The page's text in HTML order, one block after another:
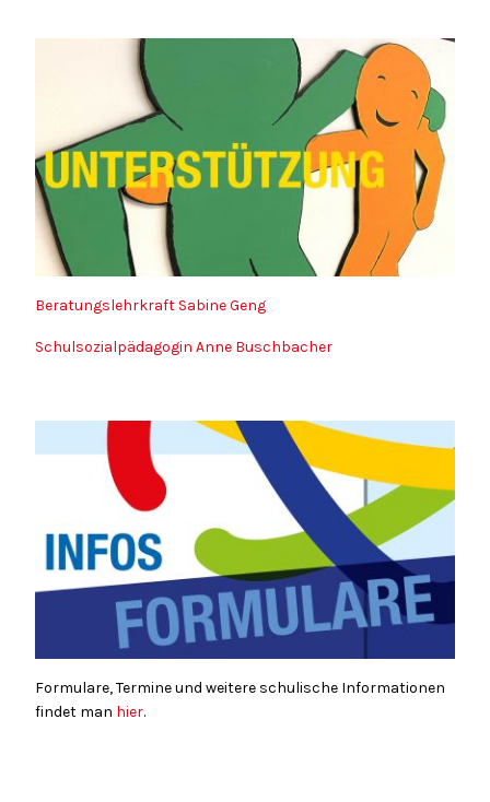
Beratungslehrkraft Sabine Geng
Schulsozialpädagogin Anne Buschbacher
Formulare, Termine und weitere schulische Informationen
findet man hier.